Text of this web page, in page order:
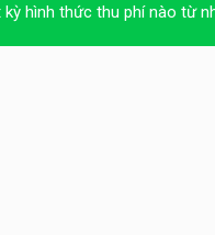
hình thức thu phí nào từ